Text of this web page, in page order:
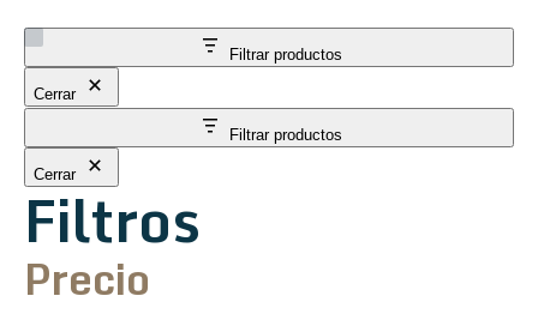
Filtrar productos
Cerrar
Filtrar productos
Cerrar
Filtros
Precio